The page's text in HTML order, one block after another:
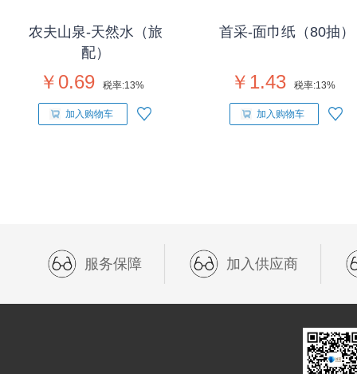
农夫山泉-天然水（旅
配）
￥0.69 税率:13%
加入购物车
首采-面巾纸（80抽）
￥1.43 税率:13%
加入购物车
服务保障 加入供应商